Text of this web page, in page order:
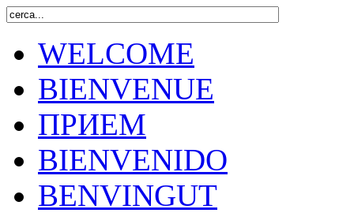
WELCOME
BIENVENUE
ПРИЕМ
BIENVENIDO
BENVINGUT